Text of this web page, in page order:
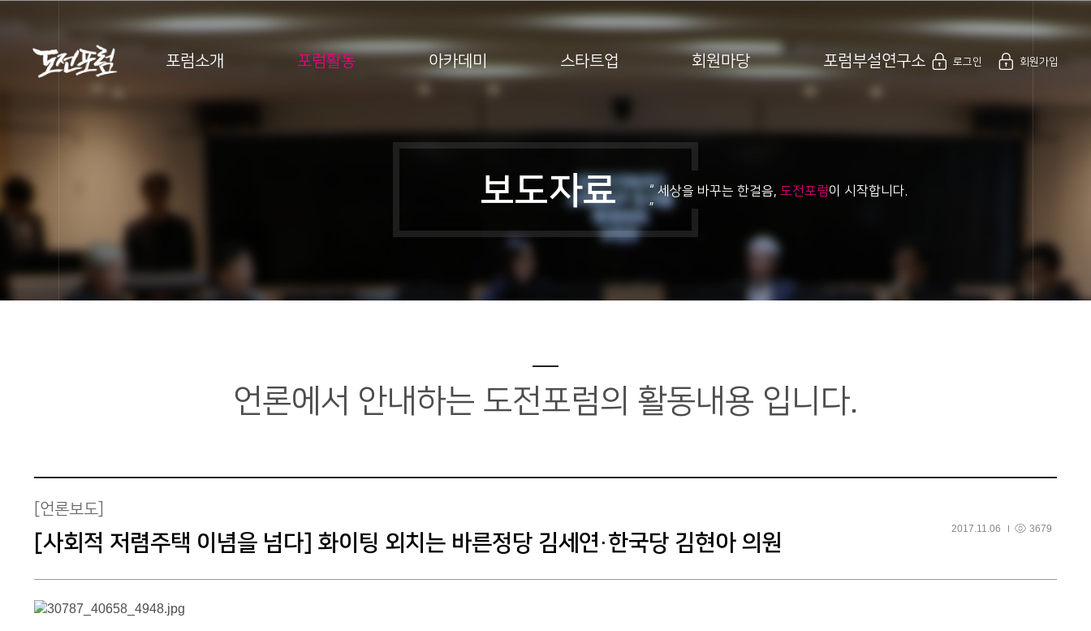
로그인 회원가입
포럼소개 포럼활동 아카데미 스타트업 회원마당 포럼부설연구소
회원가입
포럼소개
포럼활동
활동내용
자료실
공지사항
아카데미
스타트업
보도자료 “ 세상을 바꾸는 한걸음, 도전포럼이 시작합니다.
”
언론에서 안내하는 도전포럼의 활동내용 입니다.
[언론보도]
[사회적 저렴주택 이념을 넘다] 화이팅 외치는 바른정당 김세연·한국당 김현아 의원
2017.11.06 3679